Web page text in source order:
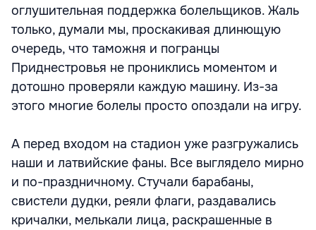
оглушительная поддержка болельщиков. Жаль
только, думали мы, проскакивая длинющую
очередь, что таможня и погранцы
Приднестровья не прониклись моментом и
дотошно проверяли каждую машину. Из-за
этого многие болелы просто опоздали на игру.
А перед входом на стадион уже разгружались
наши и латвийские фаны. Все выглядело мирно
и по-праздничному. Стучали барабаны,
свистели дудки, реяли флаги, раздавались
кричалки, мелькали лица, раскрашенные в